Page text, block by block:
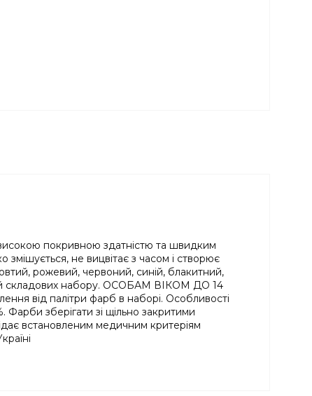
покривною здатністю та швидким
не вицвітає з часом і створює
рожевий, червоний, синій, блакитний,
складових набору. ОСОБАМ ВІКОМ ДО 14
від палітри фарб в наборі. Особливості
Фарби зберігати зі щільно закритими
встановленим медичним критеріям